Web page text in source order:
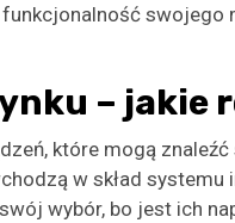
swojego
– jakie
które mogą
w skład
wybór, bo jest ich